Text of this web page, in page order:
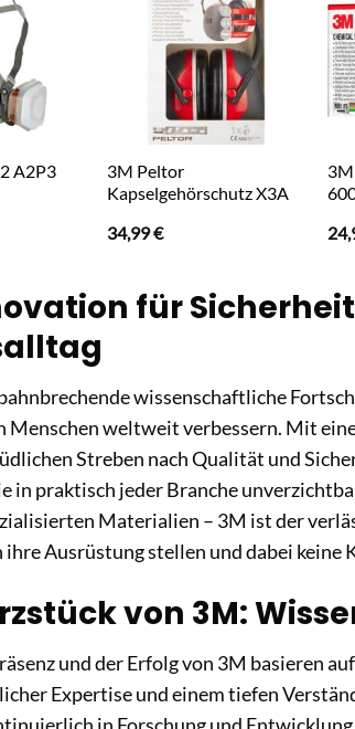
A2P3
3M Peltor
Kapselgehörschutz X3A
34,99€
für
wissenschaftliche
Menschen weltweit verbessern. Mit
Streben nach Qualität und
in praktisch jeder Branche
Materialien – 3M ist der
ihre Ausrüstung stellen und dabei keine
von 3M:
und der Erfolg von 3M basieren
Expertise und einem tiefen